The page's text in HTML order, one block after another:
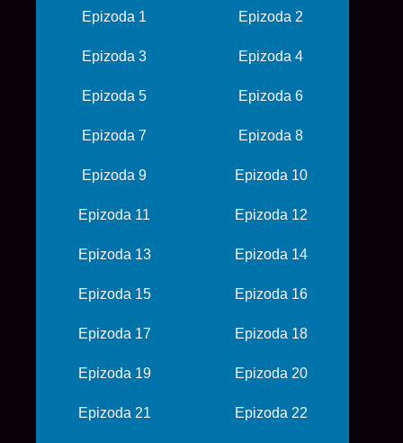
Epizoda 1 Epizoda 2
Epizoda 3 Epizoda 4
Epizoda 5 Epizoda 6
Epizoda 7 Epizoda 8
Epizoda 9 Epizoda 10
Epizoda 11 Epizoda 12
Epizoda 13 Epizoda 14
Epizoda 15 Epizoda 16
Epizoda 17 Epizoda 18
Epizoda 19 Epizoda 20
Epizoda 21 Epizoda 22